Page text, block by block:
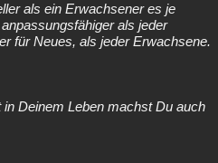
als ein Erwachsener es je
als jeder
für Neues, als jeder Erwachsene.
Deinem Leben machst Du auch